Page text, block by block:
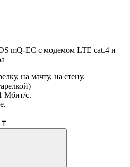
mQ-EC с модемом LTE cat.4 и
на мачту, на стену.
Мбит/с.
₸